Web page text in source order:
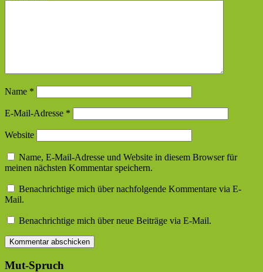
Name *
E-Mail-Adresse *
Website
Name, E-Mail-Adresse und Website in diesem Browser für
meinen nächsten Kommentar speichern.
Benachrichtige mich über nachfolgende Kommentare via E-
Mail.
Benachrichtige mich über neue Beiträge via E-Mail.
Mut-Spruch